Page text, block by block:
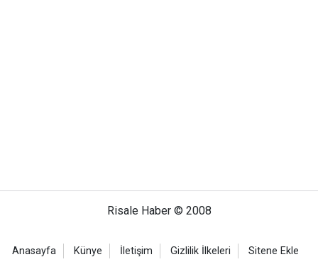
Risale Haber © 2008
Anasayfa Künye İletişim Gizlilik İlkeleri Sitene Ekle